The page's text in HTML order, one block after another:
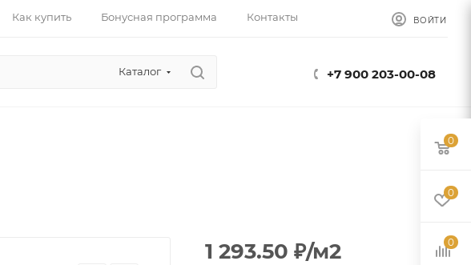
Как купить Бонусная программа Контакты ВОЙТИ
Каталог +7 900 203-00-08
1 293.50 ₽/м2
0
0
0